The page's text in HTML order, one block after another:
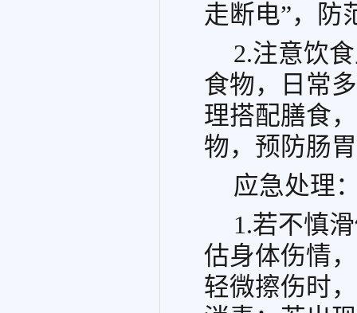
走断电”，防
2.注意饮
食物，日常
理搭配膳食
物，预防肠
应急处理
1.若不慎
估身体伤情
轻微擦伤时